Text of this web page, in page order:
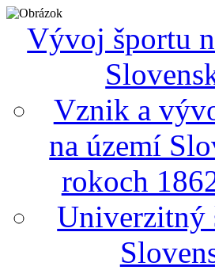
Vývoj športu
Vznik a
na území
rokoch
Univerzitný